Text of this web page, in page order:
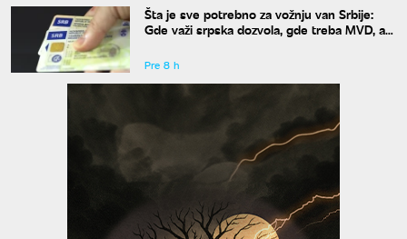
Šta je sve potrebno za vožnju van Srbije:
Gde važi srpska dozvola, gde treba MVD, a
Pre 8 h